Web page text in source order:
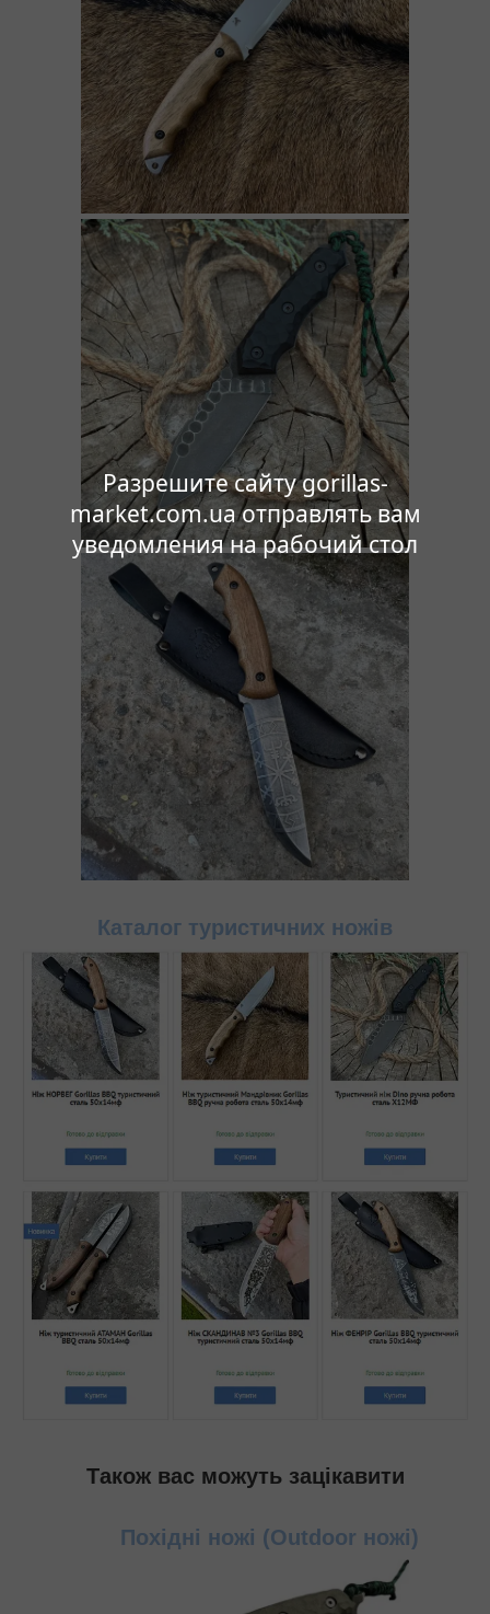
Разрешите сайту gorillas-
market.com.ua отправлять вам
уведомления на рабочий стол
Каталог туристичних ножів
Також вас можуть зацікавити
Похідні ножі (Outdoor ножі)